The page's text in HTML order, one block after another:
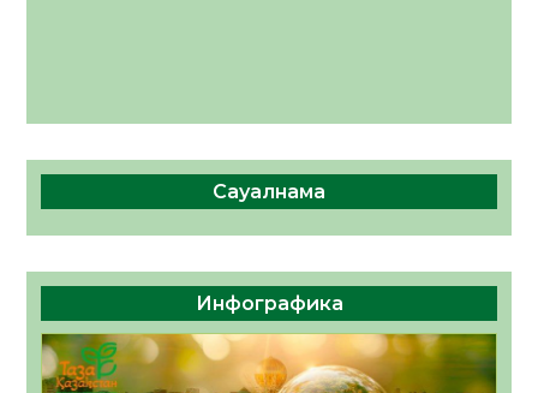
Сауалнама
Инфографика